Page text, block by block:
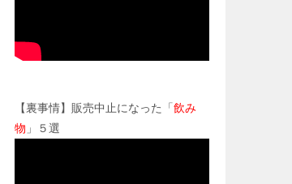
【裏事情】販売中止になった「 飲み
物 」５選